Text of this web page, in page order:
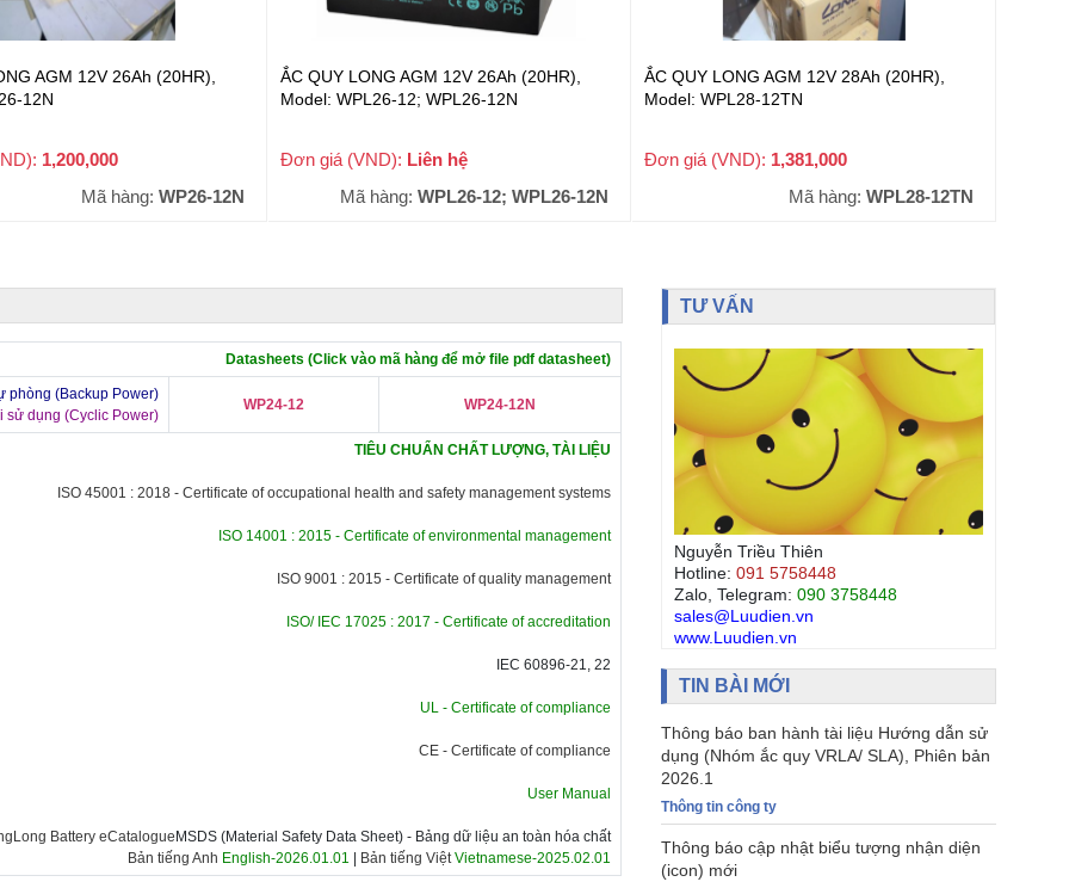
AGM 12V 26Ah (20HR),
12N
1,200,000
Mã hàng: WP26-12N
ẮC QUY LONG AGM 12V 26Ah (20HR),
Model: WPL26-12; WPL26-12N
Đơn giá (VND): Liên hệ
Mã hàng:WPL26-12; WPL26-12N
ẮC QUY LONG AGM 12V 28Ah (20HR),
Model: WPL28-12TN
Đơn giá (VND): 1,381,000
Mã hàng: WPL28-12TN
Datasheets (Click vào mã hàng để mở file pdf datasheet)
phòng (Backup Power)
sử dụng (Cyclic Power)
WP24-12 WP24-12N
TIÊU CHUẨN CHẤT LƯỢNG, TÀI LIỆU
ISO 45001 : 2018 - Certificate of occupational health and safety management systems
ISO 14001 : 2015 - Certificate of environmental management
ISO 9001 : 2015 - Certificate of quality management
ISO/ IEC 17025 : 2017 - Certificate of accreditation
IEC 60896-21, 22
UL - Certificate of compliance
CE - Certificate of compliance
User Manual
Battery eCatalogueMSDS (Material Safety Data Sheet) - Bảng dữ liệu an toàn hóa chất
Bản tiếng Anh English-2026.01.01 | Bản tiếng Việt Vietnamese-2025.02.01
TƯ VẤN
Nguyễn Triều Thiên
Hotline: 091 5758448
Zalo, Telegram: 090 3758448
sales@Luudien.vn
www.Luudien.vn
TIN BÀI MỚI
Thông báo ban hành tài liệu Hướng dẫn sử
dụng (Nhóm ắc quy VRLA/ SLA), Phiên bản
2026.1
Thông tin công ty
Thông báo cập nhật biểu tượng nhận diện
(icon) mới